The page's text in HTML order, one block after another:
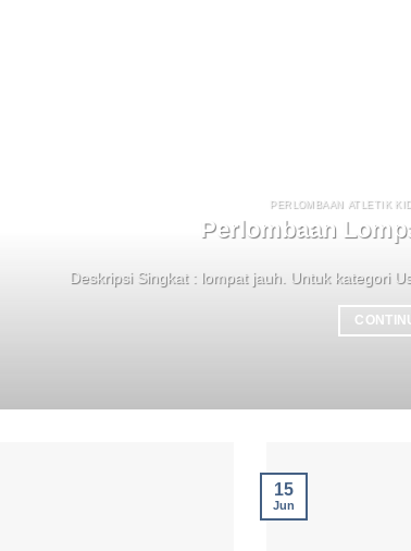
PERLOMBAAN ATLETIK
Perlombaan
Deskripsi Singkat : lompat jauh. Untuk kategori
15
Jun